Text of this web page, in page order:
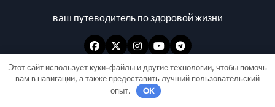
ваш путеводитель по здоровой жизни
Этот сайт использует куки-файлы и другие технологии, чтобы помочь
вам в навигации, а также предоставить лучший пользовательский
опыт.
OK